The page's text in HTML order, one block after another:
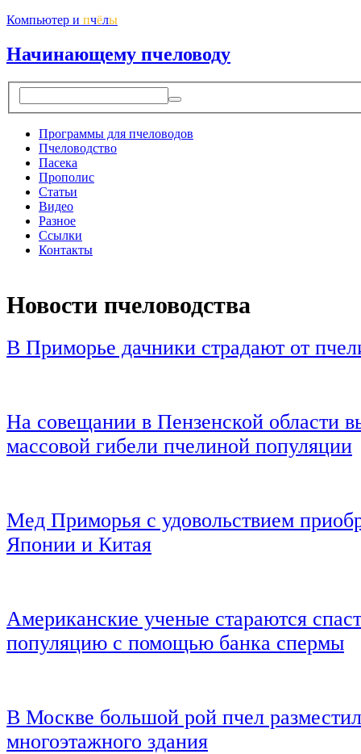
Компьютер и пчёлы
Начинающему пчеловоду
Программы для пчеловодов
Пчеловодство
Пасека
Прополис
Статьи
Видео
Разное
Ссылки
Контакты
Новости пчеловодства
В Приморье дачники страдают от
На совещании в Пензенской области
массовой гибели пчелиной популяции
Мед Приморья с удовольствием
Японии и Китая
Американские ученые стараются
популяцию с помощью банка спермы
В Москве большой рой пчел
многоэтажного здания